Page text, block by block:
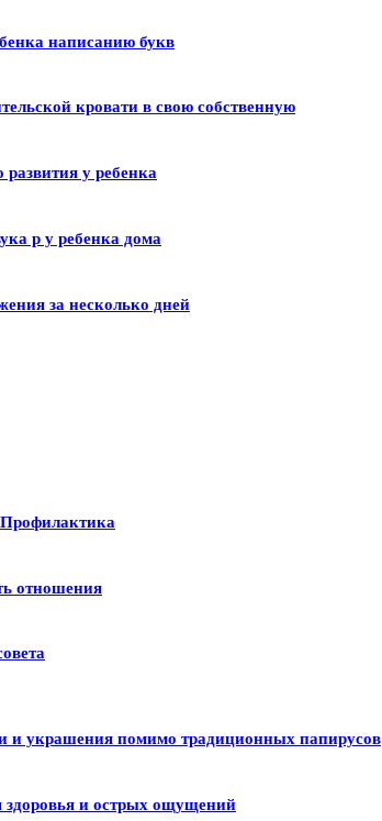
написанию букв
кровати в свою собственную
развития у ребенка
р у ребенка дома
за несколько дней
отношения
и украшения помимо традиционных папирусов
здоровья и острых ощущений